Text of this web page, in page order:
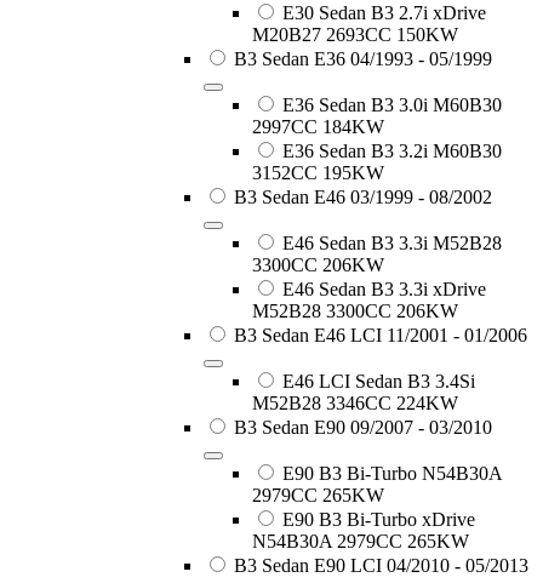
E30 Sedan B3 2.7i xDrive
M20B27 2693CC 150KW
B3 Sedan E36 04/1993 - 05/1999
E36 Sedan B3 3.0i M60B30
2997CC 184KW
E36 Sedan B3 3.2i M60B30
3152CC 195KW
B3 Sedan E46 03/1999 - 08/2002
E46 Sedan B3 3.3i M52B28
3300CC 206KW
E46 Sedan B3 3.3i xDrive
M52B28 3300CC 206KW
B3 Sedan E46 LCI 11/2001 - 01/2006
E46 LCI Sedan B3 3.4Si
M52B28 3346CC 224KW
B3 Sedan E90 09/2007 - 03/2010
E90 B3 Bi-Turbo N54B30A
2979CC 265KW
E90 B3 Bi-Turbo xDrive
N54B30A 2979CC 265KW
B3 Sedan E90 LCI 04/2010 - 05/2013